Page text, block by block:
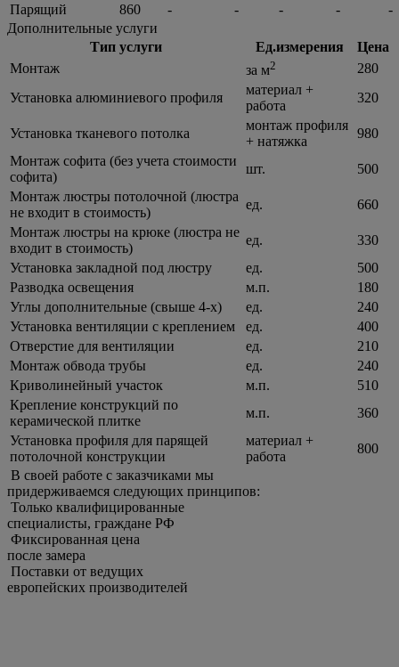
Парящий
860 - - - -
-
Дополнительные услуги
Тип услуги
Ед.измерения
Цена
Монтаж
за м2
280
Установка алюминиевого профиля
материал +
работа
320
Установка тканевого потолка
монтаж профиля
+ натяжка
980
Монтаж софита (без учета стоимости
софита)
шт.
500
Монтаж люстры потолочной (люстра
не входит в стоимость)
ед.
660
Монтаж люстры на крюке (люстра не
входит в стоимость)
ед.
330
Установка закладной под люстру
ед.
500
Разводка освещения
м.п.
180
Углы дополнительные (свыше 4-х)
ед.
240
Установка вентиляции с креплением
ед.
400
Отверстие для вентиляции
ед.
210
Монтаж обвода трубы
ед.
240
Криволинейный участок
м.п.
510
Крепление конструкций по
керамической плитке
м.п.
360
Установка профиля для парящей
потолочной конструкции
материал +
работа
800
В своей работе с заказчиками мы
придерживаемcя следующих принципов:
Только квалифицированные
специалисты, граждане РФ
Фиксированная цена
после замера
Поставки от ведущих
европейских производителей